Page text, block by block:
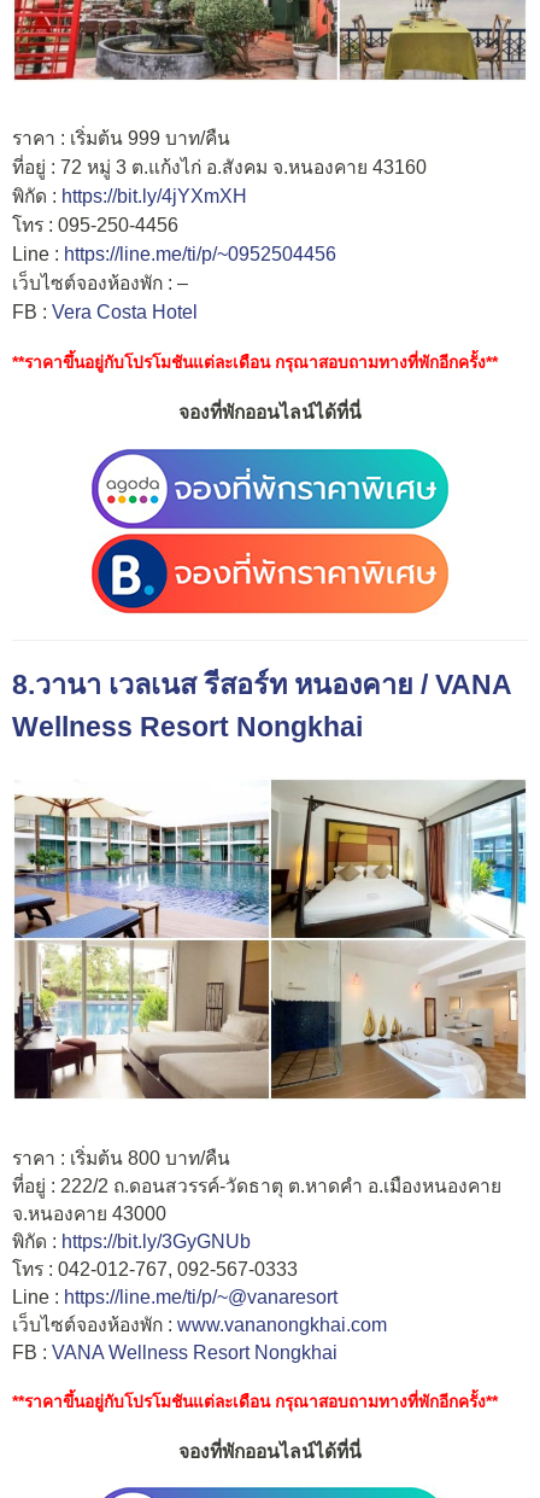
ราคา : เริ่มต้น 999 บาท/คืน
ที่อยู่ : 72 หมู่ 3 ต.แก้งไก่ อ.สังคม จ.หนองคาย 43160
พิกัด : https://bit.ly/4jYXmXH
โทร : 095-250-4456
Line : https://line.me/ti/p/~0952504456
เว็บไซต์จองห้องพัก : –
FB : Vera Costa Hotel
**ราคาขึ้นอยู่กับโปรโมชันแต่ละเดือน กรุณาสอบถามทางที่พักอีกครั้ง**
จองที่พักออนไลน์ได้ที่นี่
8.วานา เวลเนส รีสอร์ท หนองคาย / VANA
Wellness Resort Nongkhai
ราคา : เริ่มต้น 800 บาท/คืน
ที่อยู่ : 222/2 ถ.ดอนสวรรค์-วัดธาตุ ต.หาดคำ อ.เมืองหนองคาย
จ.หนองคาย 43000
พิกัด : https://bit.ly/3GyGNUb
โทร : 042-012-767, 092-567-0333
Line : https://line.me/ti/p/~@vanaresort
เว็บไซต์จองห้องพัก : www.vananongkhai.com
FB : VANA Wellness Resort Nongkhai
**ราคาขึ้นอยู่กับโปรโมชันแต่ละเดือน กรุณาสอบถามทางที่พักอีกครั้ง**
จองที่พักออนไลน์ได้ที่นี่